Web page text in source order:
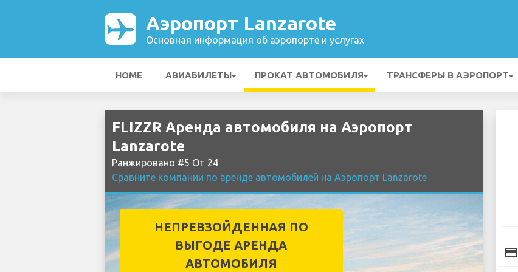
Аэропорт Lanzarote
Основная информация об аэропорте и услугах
HOME АВИАБИЛЕТЫ ПРОКАТ АВТОМОБИЛЯ ТРАНСФЕРЫ В АЭРОПОРТ
FLIZZR Аренда автомобиля на Аэропорт
Lanzarote
Ранжировано #5 От 24
Сравните компании по аренде автомобилей на Аэропорт Lanzarote
НЕПРЕВЗОЙДЕННАЯ ПО
ВЫГОДЕ АРЕНДА
АВТОМОБИЛЯ
credit_card